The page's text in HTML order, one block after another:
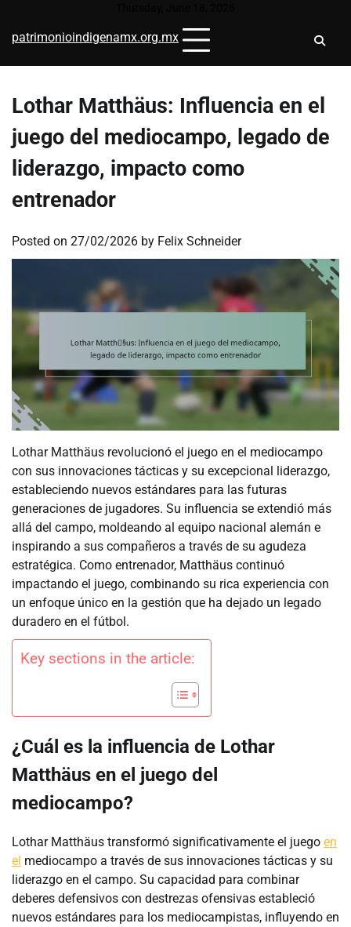
content
patrimonioindigenamx.org.mx
Lothar Matthäus: Influencia en el
juego del mediocampo, legado de
liderazgo, impacto como
entrenador
Posted on 27/02/2026 by Felix Schneider
Lothar Matthäus revolucionó el juego en el mediocampo
con sus innovaciones tácticas y su excepcional liderazgo,
estableciendo nuevos estándares para las futuras
generaciones de jugadores. Su influencia se extendió más
allá del campo, moldeando al equipo nacional alemán e
inspirando a sus compañeros a través de su agudeza
estratégica. Como entrenador, Matthäus continuó
impactando el juego, combinando su rica experiencia con
un enfoque único en la gestión que ha dejado un legado
duradero en el fútbol.
Key sections in the article:
¿Cuál es la influencia de Lothar
Matthäus en el juego del
mediocampo?
Lothar Matthäus transformó significativamente el juego en
el mediocampo a través de sus innovaciones tácticas y su
liderazgo en el campo. Su capacidad para combinar
deberes defensivos con destrezas ofensivas estableció
nuevos estándares para los mediocampistas, influyendo en